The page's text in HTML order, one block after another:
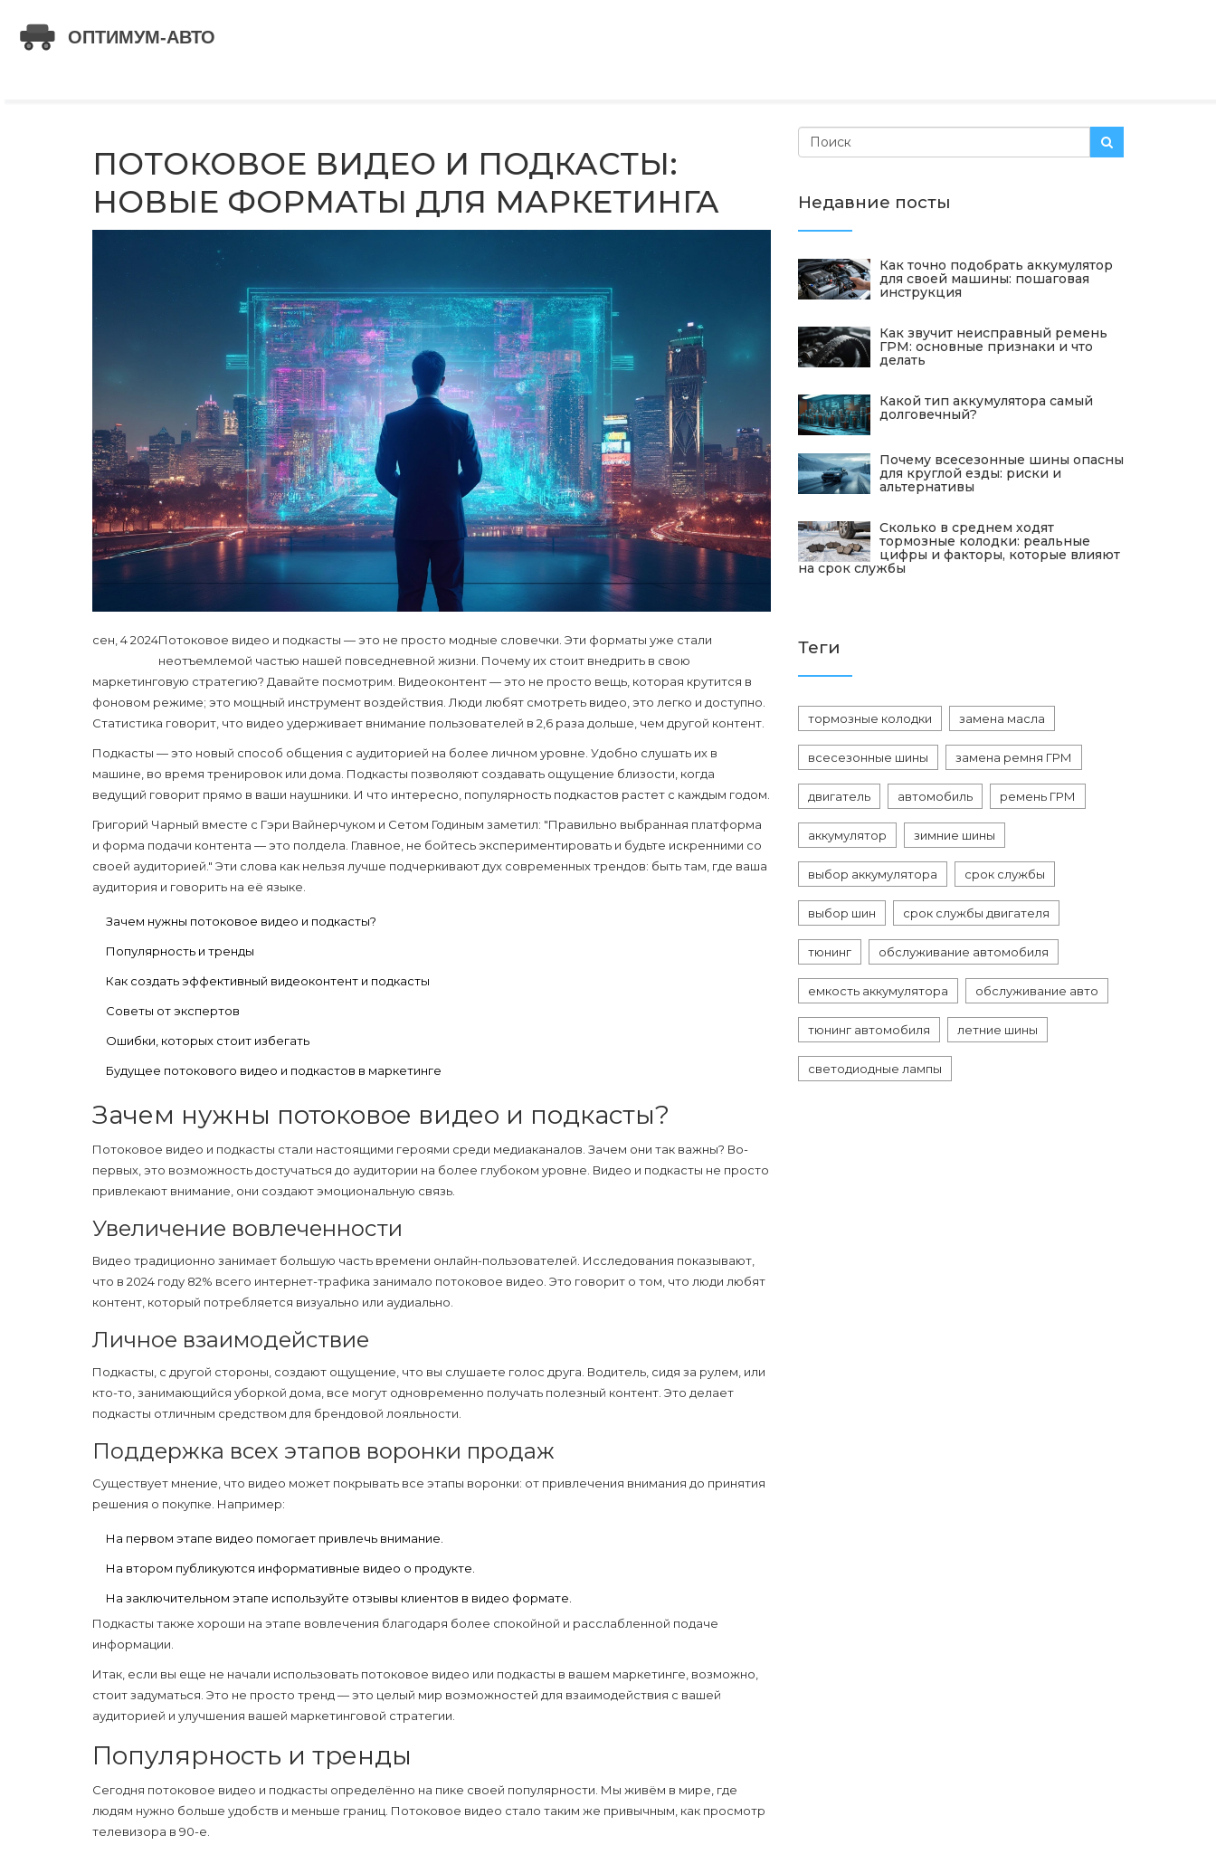
ПОТОКОВОЕ ВИДЕО И ПОДКАСТЫ:
НОВЫЕ ФОРМАТЫ ДЛЯ МАРКЕТИНГА
сен, 4 2024Потоковое видео и подкасты — это не просто модные словечки. Эти форматы уже стали
неотъемлемой частью нашей повседневной жизни. Почему их стоит внедрить в свою
маркетинговую стратегию? Давайте посмотрим. Видеоконтент — это не просто вещь, которая крутится в
фоновом режиме; это мощный инструмент воздействия. Люди любят смотреть видео, это легко и доступно.
Статистика говорит, что видео удерживает внимание пользователей в 2,6 раза дольше, чем другой контент.
Подкасты — это новый способ общения с аудиторией на более личном уровне. Удобно слушать их в
машине, во время тренировок или дома. Подкасты позволяют создавать ощущение близости, когда
ведущий говорит прямо в ваши наушники. И что интересно, популярность подкастов растет с каждым годом.
Григорий Чарный вместе с Гэри Вайнерчуком и Сетом Годиным заметил: "Правильно выбранная платформа
и форма подачи контента — это полдела. Главное, не бойтесь экспериментировать и будьте искренними со
своей аудиторией." Эти слова как нельзя лучше подчеркивают дух современных трендов: быть там, где ваша
аудитория и говорить на её языке.
Зачем нужны потоковое видео и подкасты?
Популярность и тренды
Как создать эффективный видеоконтент и подкасты
Советы от экспертов
Ошибки, которых стоит избегать
Будущее потокового видео и подкастов в маркетинге
Зачем нужны потоковое видео и подкасты?
Потоковое видео и подкасты стали настоящими героями среди медиаканалов. Зачем они так важны? Во-
первых, это возможность достучаться до аудитории на более глубоком уровне. Видео и подкасты не просто
привлекают внимание, они создают эмоциональную связь.
Увеличение вовлеченности
Видео традиционно занимает большую часть времени онлайн-пользователей. Исследования показывают,
что в 2024 году 82% всего интернет-трафика занимало потоковое видео . Это говорит о том, что люди любят
контент, который потребляется визуально или аудиально.
Личное взаимодействие
Подкасты, с другой стороны, создают ощущение, что вы слушаете голос друга. Водитель, сидя за рулем, или
кто-то, занимающийся уборкой дома, все могут одновременно получать полезный контент. Это делает
подкасты отличным средством для брендовой лояльности.
Поддержка всех этапов воронки продаж
Существует мнение, что видео может покрывать все этапы воронки: от привлечения внимания до принятия
решения о покупке. Например:
На первом этапе видео помогает привлечь внимание.
На втором публикуются информативные видео о продукте.
На заключительном этапе используйте отзывы клиентов в видео формате.
Подкасты также хороши на этапе вовлечения благодаря более спокойной и расслабленной подаче
информации.
Итак, если вы еще не начали использовать потоковое видео или подкасты в вашем маркетинге, возможно,
стоит задуматься. Это не просто тренд — это целый мир возможностей для взаимодействия с вашей
аудиторией и улучшения вашей маркетинговой стратегии.
Популярность и тренды
Сегодня потоковое видео и подкасты определённо на пике своей популярности. Мы живём в мире, где
людям нужно больше удобств и меньше границ. Потоковое видео стало таким же привычным, как просмотр
телевизора в 90-е.
Недавние посты
Как точно подобрать аккумулятор
для своей машины: пошаговая
инструкция
Как звучит неисправный ремень
ГРМ: основные признаки и что
делать
Какой тип аккумулятора самый
долговечный?
Почему всесезонные шины опасны
для круглой езды: риски и
альтернативы
Сколько в среднем ходят
тормозные колодки: реальные
цифры и факторы, которые влияют
на срок службы
Теги
тормозные колодки замена масла
всесезонные шины замена ремня ГРМ
двигатель автомобиль ремень ГРМ
аккумулятор зимние шины
выбор аккумулятора срок службы
выбор шин срок службы двигателя
тюнинг обслуживание автомобиля
емкость аккумулятора обслуживание авто
тюнинг автомобиля летние шины
светодиодные лампы